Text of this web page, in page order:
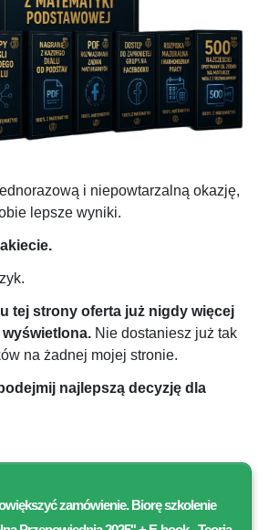
i niepowtarzalną okazję,
lepsze wyniki.
tej strony oferta już nigdy więcej
Nie dostaniesz już tak
na żadnej mojej stronie.
najlepszą decyzję dla
zamówienie. Bioręszkolenie